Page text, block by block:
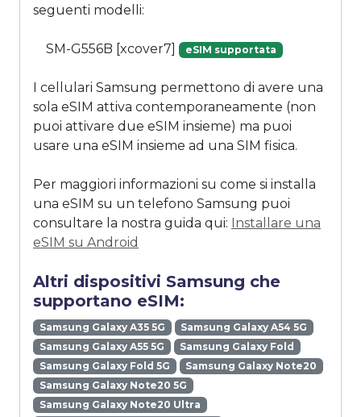
seguenti modelli:
SM-G556B [xcover7] eSIM supportata
I cellulari Samsung permettono di avere una
sola eSIM attiva contemporaneamente (non
puoi attivare due eSIM insieme) ma puoi
usare una eSIM insieme ad una SIM fisica.
Per maggiori informazioni su come si installa
una eSIM su un telefono Samsung puoi
consultare la nostra guida qui: Installare una
eSIM su Android
Altri dispositivi Samsung che
supportano eSIM:
Samsung Galaxy A35 5G
Samsung Galaxy A54 5G
Samsung Galaxy A55 5G
Samsung Galaxy Fold
Samsung Galaxy Fold 5G
Samsung Galaxy Note20
Samsung Galaxy Note20 5G
Samsung Galaxy Note20 Ultra